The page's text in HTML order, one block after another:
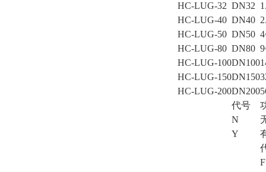
HC-LUG-32 DN32
HC-LUG-40 DN40
HC-LUG-50 DN50
HC-LUG-80 DN80
HC-LUG-100DN100
HC-LUG-150DN150
HC-LUG-200DN200
代号
N
Y